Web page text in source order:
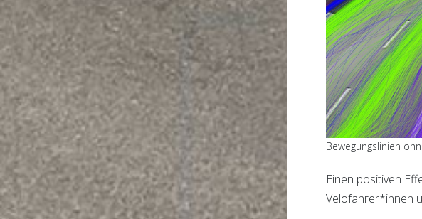
Bewegungslinien
Einen positiven
Velofahrer*innen